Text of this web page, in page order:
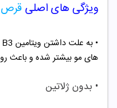
ویژگی های اصلی
های مو بیشتر شده و باعث
• بدون ژلاتین